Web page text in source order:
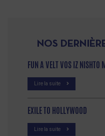
NOS
FUN A VELT VOS IZ NISHTO
Lire la suite
EXILE TO HOLLYWOOD
Lire la suite